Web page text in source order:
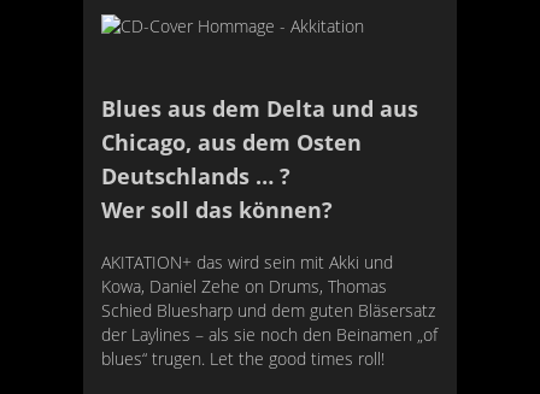
Blues aus dem Delta und aus
Chicago, aus dem Osten
Deutschlands … ?
Wer soll das können?
AKITATION+ das wird sein mit Akki und
Kowa, Daniel Zehe on Drums, Thomas
Schied Bluesharp und dem guten Bläsersatz
der Laylines – als sie noch den Beinamen „of
blues“ trugen. Let the good times roll!